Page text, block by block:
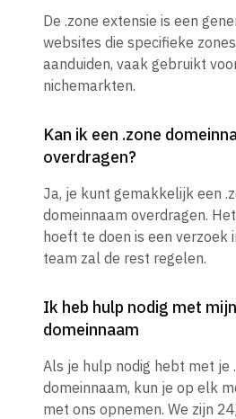
De .zone extensie is een
websites die specifieke
aanduiden, vaak gebruikt
nichemarkten.
Kan ik een .zone
overdragen?
Ja, je kunt gemakkelijk een
domeinnaam overdragen.
hoeft te doen is een verzoek
team zal de rest regelen.
Ik heb hulp nodig met
domeinnaam
Als je hulp nodig hebt met je
domeinnaam, kun je op elk
met ons opnemen. We zijn